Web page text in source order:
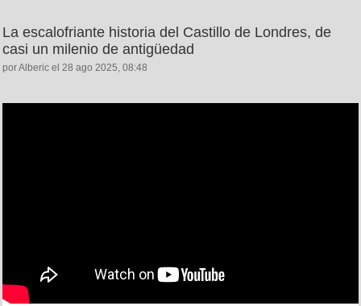
La escalofriante historia del Castillo de Londres, de
casi un milenio de antigüedad
por Alberic el 28 ago 2025, 08:48